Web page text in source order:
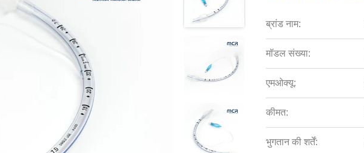
ब्रांड नाम:
मॉडल संख्या:
एमओक्यू:
कीमत:
भुगतान की शर्तें: